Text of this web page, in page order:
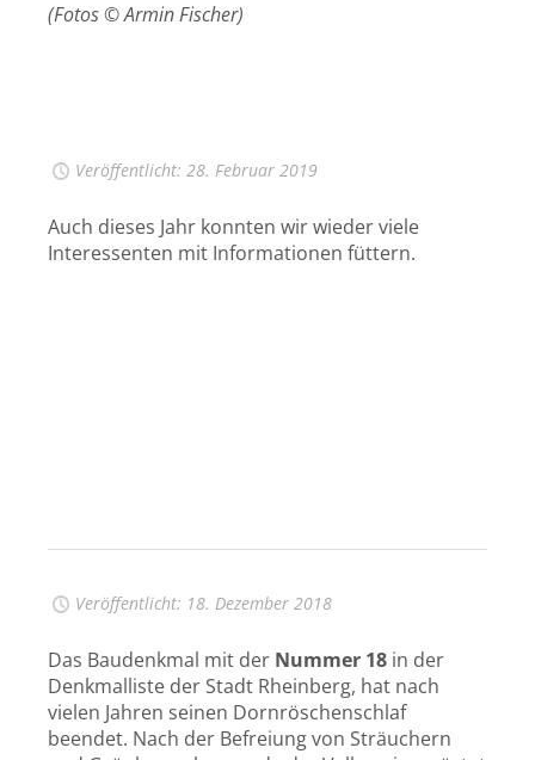
(Fotos © Armin Fischer)
Veröffentlicht: 28. Februar 2019
Auch dieses Jahr konnten wir wieder viele
Interessenten mit Informationen füttern.
Veröffentlicht: 18. Dezember 2018
Das Baudenkmal mit der Nummer 18 in der
Denkmalliste der Stadt Rheinberg, hat nach
vielen Jahren seinen Dornröschenschlaf
beendet. Nach der Befreiung von Sträuchern